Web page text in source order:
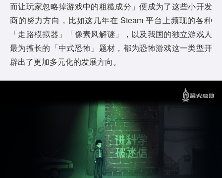
而让玩家忽略掉游戏中的粗糙成分」便成为了这些小开发
商的努力方向，比如这几年在 Steam 平台上频现的各种
「走路模拟器」「像素风解谜」，以及我国的独立游戏人
最为擅长的「中式恐怖」题材，都为恐怖游戏这一类型开
辟出了更加多元化的发展方向。